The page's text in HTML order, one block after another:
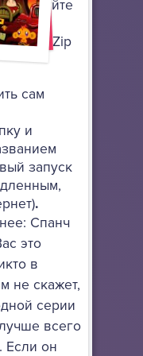
7-Zip
сам
и
запуск
.
Спанч
это
в
не скажет,
серии
всего
Если он